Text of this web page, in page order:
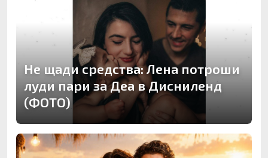
Не щади средства: Лена потроши
луди пари за Деа в Дисниленд
(ФОТО)